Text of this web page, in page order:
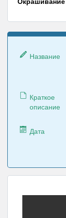
Название
Краткое
описание
Дата